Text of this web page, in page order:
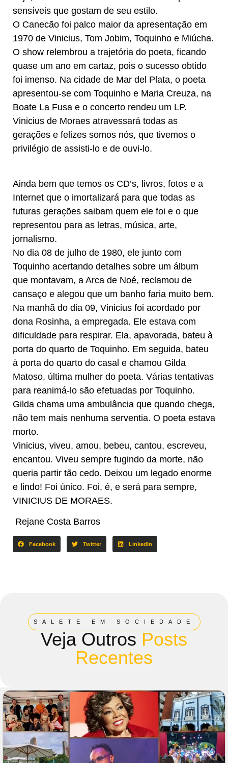
sensíveis que gostam de seu estilo.
​O Canecão foi palco maior da apresentação em
1970 de Vinicius, Tom Jobim, Toquinho e Miúcha.
O show relembrou a trajetória do poeta, ficando
quase um ano em cartaz, pois o sucesso obtido
foi imenso. Na cidade de Mar del Plata, o poeta
apresentou-se com Toquinho e Maria Creuza, na
Boate La Fusa e o concerto rendeu um LP.
​Vinicius de Moraes atravessará todas as
gerações e felizes somos nós, que tivemos o
privilégio de assisti-lo e de ouvi-lo.
​Ainda bem que temos os CD’s, livros, fotos e a
Internet que o imortalizará para que todas as
futuras gerações saibam quem ele foi e o que
representou para as letras, música, arte,
jornalismo.
​No dia 08 de julho de 1980, ele junto com
Toquinho acertando detalhes sobre um álbum
que montavam, a Arca de Noé, reclamou de
cansaço e alegou que um banho faria muito bem.
Na manhã do dia 09, Vinicius foi acordado por
dona Rosinha, a empregada. Ele estava com
dificuldade para respirar. Ela, apavorada, bateu à
porta do quarto de Toquinho. Em seguida, bateu
à porta do quarto do casal e chamou Gilda
Matoso, última mulher do poeta. Várias tentativas
para reanimá-lo são efetuadas por Toquinho.
Gilda chama uma ambulância que quando chega,
não tem mais nenhuma serventia. O poeta estava
morto.
​Vinicius, viveu, amou, bebeu, cantou, escreveu,
encantou. Viveu sempre fugindo da morte, não
queria partir tão cedo. Deixou um legado enorme
e lindo! Foi único. Foi, é, e será para sempre,
VINICIUS DE MORAES.
​​​​​​​​​​ Rejane Costa Barros
Facebook Twitter LinkedIn
SALETE EM SOCIEDADE
Veja Outros Posts
Recentes